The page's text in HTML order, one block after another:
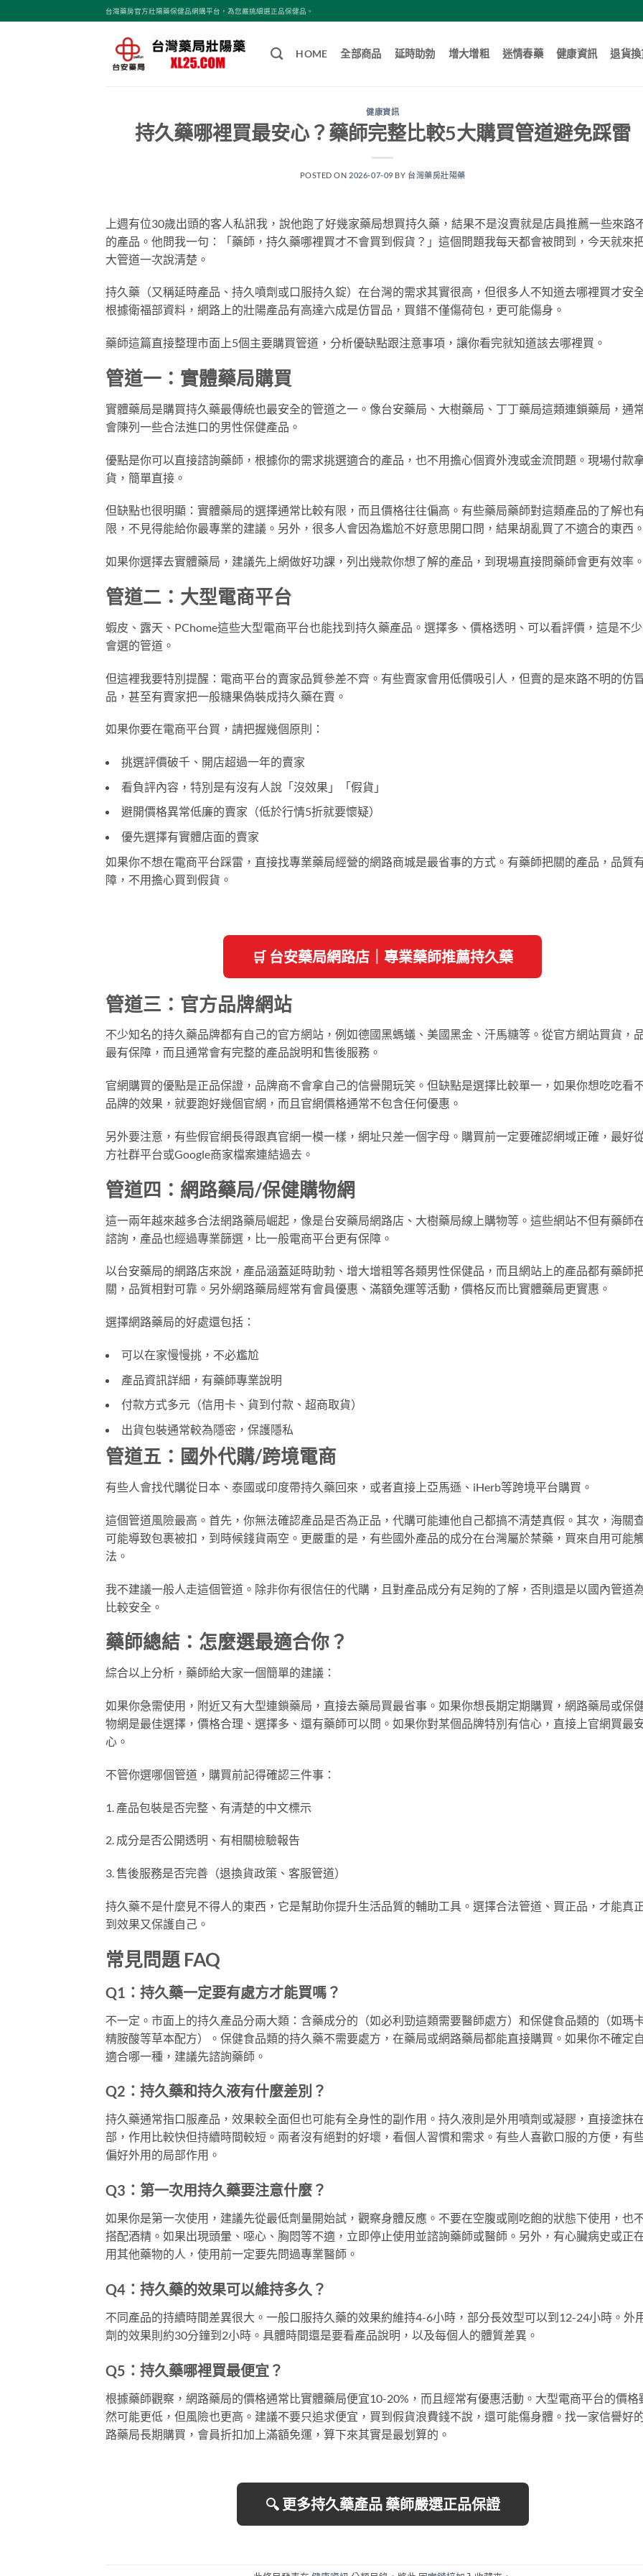
轉
台灣藥房官方壯陽藥保健品網購平台，為您嚴挑細選正品保健品。
HOME 全部商品 延時助勃 增大增粗 迷情春藥 健康資訊 退貨換
健康資訊
持久藥哪裡買最安心？藥師完整比較5大購買管道避免踩雷
POSTED ON 2026-07-09 BY 台灣藥房壯陽藥
上週有位30歲出頭的客人私訊我，說他跑了好幾家藥局想買持久藥，結果不是沒賣就是店員推薦一些來路
的產品。他問我一句：「藥師，持久藥哪裡買才不會買到假貨？」這個問題我每天都會被問到，今天就來
大管道一次說清楚。
持久藥（又稱延時產品、持久噴劑或口服持久錠）在台灣的需求其實很高，但很多人不知道去哪裡買才安
根據衛福部資料，網路上的壯陽產品有高達六成是仿冒品，買錯不僅傷荷包，更可能傷身。
藥師這篇直接整理市面上5個主要購買管道，分析優缺點跟注意事項，讓你看完就知道該去哪裡買。
管道一：實體藥局購買
實體藥局是購買持久藥最傳統也最安全的管道之一。像台安藥局、大樹藥局、丁丁藥局這類連鎖藥局，通
會陳列一些合法進口的男性保健產品。
優點是你可以直接諮詢藥師，根據你的需求挑選適合的產品，也不用擔心個資外洩或金流問題。現場付款
貨，簡單直接。
但缺點也很明顯：實體藥局的選擇通常比較有限，而且價格往往偏高。有些藥局藥師對這類產品的了解也
限，不見得能給你最專業的建議。另外，很多人會因為尷尬不好意思開口問，結果胡亂買了不適合的東西。
如果你選擇去實體藥局，建議先上網做好功課，列出幾款你想了解的產品，到現場直接問藥師會更有效率。
管道二：大型電商平台
蝦皮、露天、PChome這些大型電商平台也能找到持久藥產品。選擇多、價格透明、可以看評價，這是不少
會選的管道。
但這裡我要特別提醒：電商平台的賣家品質參差不齊。有些賣家會用低價吸引人，但賣的是來路不明的仿冒
品，甚至有賣家把一般糖果偽裝成持久藥在賣。
如果你要在電商平台買，請把握幾個原則：
挑選評價破千、開店超過一年的賣家
看負評內容，特別是有沒有人說「沒效果」「假貨」
避開價格異常低廉的賣家（低於行情5折就要懷疑）
優先選擇有實體店面的賣家
如果你不想在電商平台踩雷，直接找專業藥局經營的網路商城是最省事的方式。有藥師把關的產品，品質
障，不用擔心買到假貨。
🛒 台安藥局網路店｜專業藥師推薦持久藥
管道三：官方品牌網站
不少知名的持久藥品牌都有自己的官方網站，例如德國黑螞蟻、美國黑金、汗馬糖等。從官方網站買貨，
最有保障，而且通常會有完整的產品說明和售後服務。
官網購買的優點是正品保證，品牌商不會拿自己的信譽開玩笑。但缺點是選擇比較單一，如果你想吃吃看
品牌的效果，就要跑好幾個官網，而且官網價格通常不包含任何優惠。
另外要注意，有些假官網長得跟真官網一模一樣，網址只差一個字母。購買前一定要確認網域正確，最好
方社群平台或Google商家檔案連結過去。
管道四：網路藥局/保健購物網
這一兩年越來越多合法網路藥局崛起，像是台安藥局網路店、大樹藥局線上購物等。這些網站不但有藥師
諮詢，產品也經過專業篩選，比一般電商平台更有保障。
以台安藥局的網路店來說，產品涵蓋延時助勃、增大增粗等各類男性保健品，而且網站上的產品都有藥師
關，品質相對可靠。另外網路藥局經常有會員優惠、滿額免運等活動，價格反而比實體藥局更實惠。
選擇網路藥局的好處還包括：
可以在家慢慢挑，不必尷尬
產品資訊詳細，有藥師專業說明
付款方式多元（信用卡、貨到付款、超商取貨）
出貨包裝通常較為隱密，保護隱私
管道五：國外代購/跨境電商
有些人會找代購從日本、泰國或印度帶持久藥回來，或者直接上亞馬遜、iHerb等跨境平台購買。
這個管道風險最高。首先，你無法確認產品是否為正品，代購可能連他自己都搞不清楚真假。其次，海關
可能導致包裹被扣，到時候錢貨兩空。更嚴重的是，有些國外產品的成分在台灣屬於禁藥，買來自用可能
法。
我不建議一般人走這個管道。除非你有很信任的代購，且對產品成分有足夠的了解，否則還是以國內管道
比較安全。
藥師總結：怎麼選最適合你？
綜合以上分析，藥師給大家一個簡單的建議：
如果你急需使用，附近又有大型連鎖藥局，直接去藥局買最省事。如果你想長期定期購買，網路藥局或保
物網是最佳選擇，價格合理、選擇多、還有藥師可以問。如果你對某個品牌特別有信心，直接上官網買最
心。
不管你選哪個管道，購買前記得確認三件事：
1. 產品包裝是否完整、有清楚的中文標示
2. 成分是否公開透明、有相關檢驗報告
3. 售後服務是否完善（退換貨政策、客服管道）
持久藥不是什麼見不得人的東西，它是幫助你提升生活品質的輔助工具。選擇合法管道、買正品，才能真
到效果又保護自己。
常見問題 FAQ
Q1：持久藥一定要有處方才能買嗎？
不一定。市面上的持久產品分兩大類：含藥成分的（如必利勁這類需要醫師處方）和保健食品類的（如瑪
精胺酸等草本配方）。保健食品類的持久藥不需要處方，在藥局或網路藥局都能直接購買。如果你不確定
適合哪一種，建議先諮詢藥師。
Q2：持久藥和持久液有什麼差別？
持久藥通常指口服產品，效果較全面但也可能有全身性的副作用。持久液則是外用噴劑或凝膠，直接塗抹
部，作用比較快但持續時間較短。兩者沒有絕對的好壞，看個人習慣和需求。有些人喜歡口服的方便，有
偏好外用的局部作用。
Q3：第一次用持久藥要注意什麼？
如果你是第一次使用，建議先從最低劑量開始試，觀察身體反應。不要在空腹或剛吃飽的狀態下使用，也
搭配酒精。如果出現頭暈、噁心、胸悶等不適，立即停止使用並諮詢藥師或醫師。另外，有心臟病史或正
用其他藥物的人，使用前一定要先問過專業醫師。
Q4：持久藥的效果可以維持多久？
不同產品的持續時間差異很大。一般口服持久藥的效果約維持4-6小時，部分長效型可以到12-24小時。外
劑的效果則約30分鐘到2小時。具體時間還是要看產品說明，以及每個人的體質差異。
Q5：持久藥哪裡買最便宜？
根據藥師觀察，網路藥局的價格通常比實體藥局便宜10-20%，而且經常有優惠活動。大型電商平台的價格
然可能更低，但風險也更高。建議不要只追求便宜，買到假貨浪費錢不說，還可能傷身體。找一家信譽好
路藥局長期購買，會員折扣加上滿額免運，算下來其實是最划算的。
🔍 更多持久藥產品 藥師嚴選正品保證